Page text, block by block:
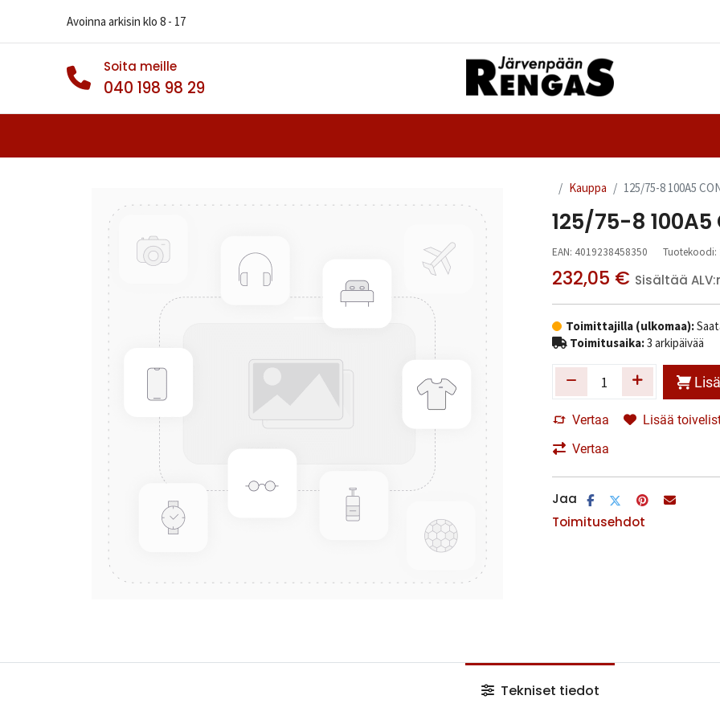
Avoinna arkisin klo 8 - 17
Soita meille
040 198 98 29
Kauppa 125/75-8 100A5
125/75-8 100A5
EAN: 4019238458350 Tuotekoodi:
232,05 € Sisältää
Toimittajilla (ulkomaa):
Toimitusaika:3 arkipäivää
Vertaa
Lisää
Vertaa
Jaa
Toimitusehdot
Tekniset tiedot